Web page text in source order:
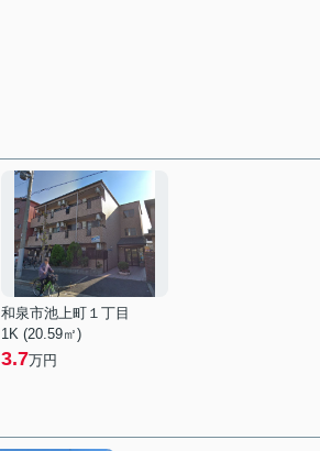
和泉市池上町１丁目
1K (20.59㎡)
3.7万円